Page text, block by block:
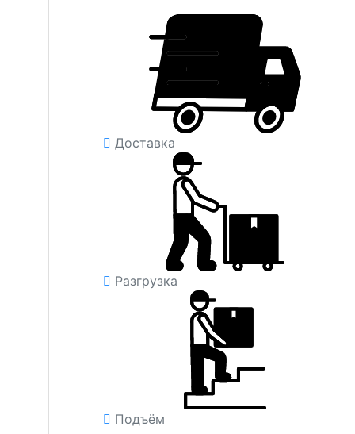
Доставка
Разгрузка
Подъём